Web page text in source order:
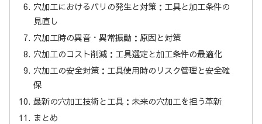
穴加工におけるバリの発生と対策：工具と加工条件の
見直し
穴加工時の異音・異常振動：原因と対策
穴加工のコスト削減：工具選定と加工条件の最適化
穴加工の安全対策：工具使用時のリスク管理と安全確
保
最新の穴加工技術と工具：未来の穴加工を担う革新
まとめ